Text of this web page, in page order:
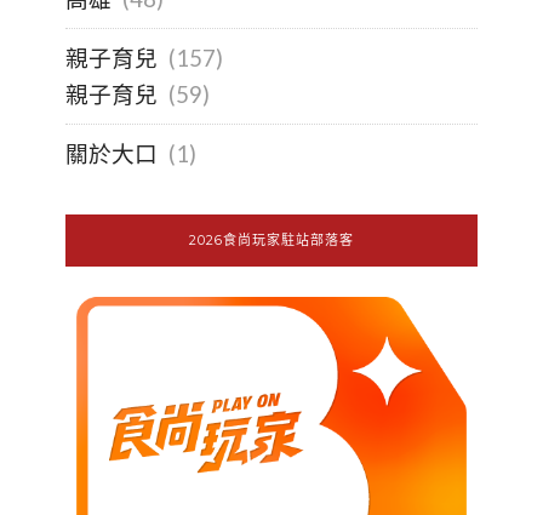
親子育兒 (157)
親子育兒 (59)
關於大口 (1)
2026食尚玩家駐站部落客